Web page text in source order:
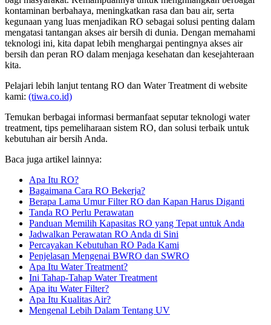
kontaminan berbahaya, meningkatkan rasa dan bau air, serta
kegunaan yang luas menjadikan RO sebagai solusi penting dalam
mengatasi tantangan akses air bersih di dunia. Dengan memahami
teknologi ini, kita dapat lebih menghargai pentingnya akses air
bersih dan peran RO dalam menjaga kesehatan dan kesejahteraan
kita.
Pelajari lebih lanjut tentang RO dan Water Treatment di website
kami: (tiwa.co.id)
Temukan berbagai informasi bermanfaat seputar teknologi water
treatment, tips pemeliharaan sistem RO, dan solusi terbaik untuk
kebutuhan air bersih Anda.
Baca juga artikel lainnya:
Apa Itu RO?
Bagaimana Cara RO Bekerja?
Berapa Lama Umur Filter RO dan Kapan Harus Diganti
Tanda RO Perlu Perawatan
Panduan Memilih Kapasitas RO yang Tepat untuk Anda
Jadwalkan Perawatan RO Anda di Sini
Percayakan Kebutuhan RO Pada Kami
Penjelasan Mengenai BWRO dan SWRO
Apa Itu Water Treatment?
Ini Tahap-Tahap Water Treatment
Apa itu Water Filter?
Apa Itu Kualitas Air?
Mengenal Lebih Dalam Tentang UV